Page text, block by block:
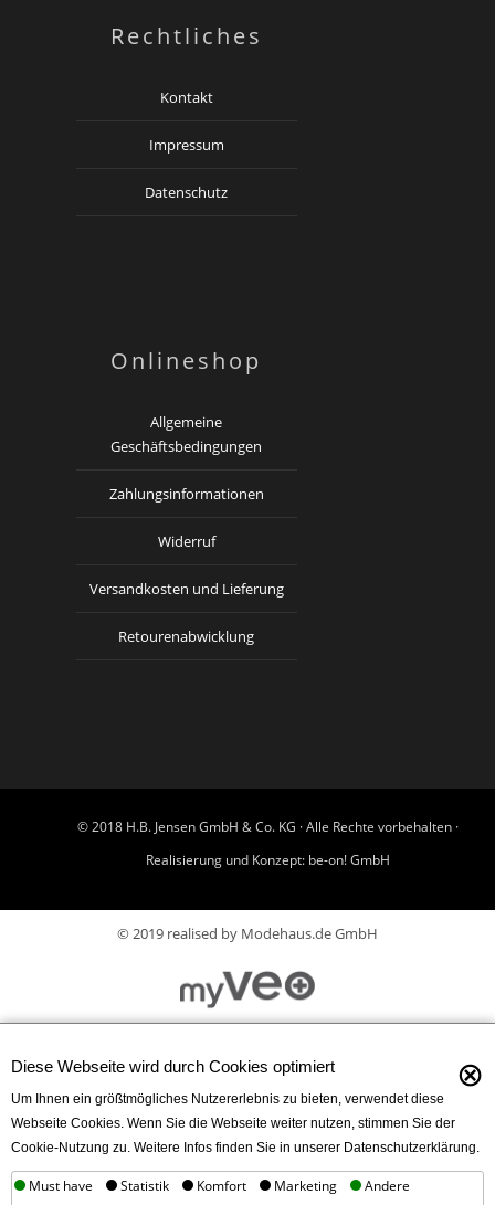
Rechtliches
Kontakt
Impressum
Datenschutz
Onlineshop
Allgemeine
Geschäftsbedingungen
Zahlungsinformationen
Widerruf
Versandkosten und Lieferung
Retourenabwicklung
© 2018 H.B. Jensen GmbH & Co. KG · Alle Rechte vorbehalten ·
Realisierung und Konzept: be-on! GmbH
© 2019 realised by Modehaus.de GmbH
Diese Webseite wird durch Cookies optimiert ⊗
Um Ihnen ein größtmögliches Nutzererlebnis zu bieten, verwendet diese
Webseite Cookies. Wenn Sie die Webseite weiter nutzen, stimmen Sie der
Cookie-Nutzung zu. Weitere Infos finden Sie in unserer Datenschutzerklärung.
Must have Statistik Komfort Marketing
Andere